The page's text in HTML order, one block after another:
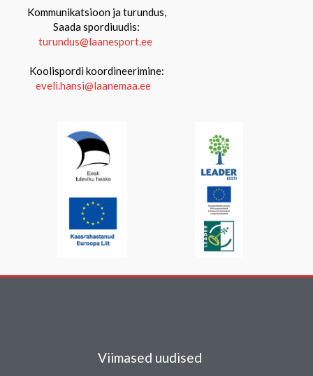
Kommunikatsioon ja turundus,
Saada spordiuudis:
turundus@laanesport.ee
Koolispordi koordineerimine:
eveli.hansi@laanemaa.ee
Viimased uudised